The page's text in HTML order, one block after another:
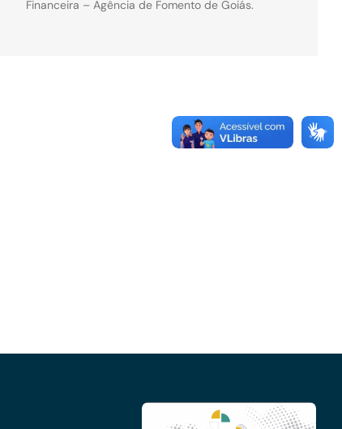
Financeira – Agência de Fomento de Goiás.